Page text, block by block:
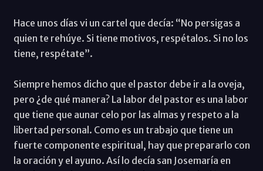
Hace unos días vi un cartel que decía: “No persigas a
quien te rehúye. Si tiene motivos, respétalos. Si no los
tiene, respétate”.
Siempre hemos dicho que el pastor debe ir a la oveja,
pero ¿de qué manera? La labor del pastor es una labor
que tiene que aunar celo por las almas y respeto a la
libertad personal. Como es un trabajo que tiene un
fuerte componente espiritual, hay que prepararlo con
la oración y el ayuno. Así lo decía san Josemaría en